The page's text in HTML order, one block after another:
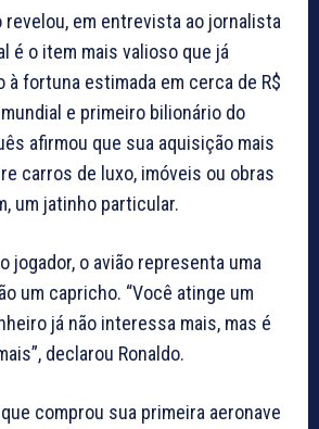
revelou, em entrevista ao jornalista
é o item mais valioso que já
à fortuna estimada em cerca de R$
e primeiro bilionário do
afirmou que sua aquisição mais
carros de luxo, imóveis ou obras
um jatinho particular.
jogador, o avião representa uma
um capricho. “Você atinge um
já não interessa mais, mas é
declarou Ronaldo.
comprou sua primeira aeronave